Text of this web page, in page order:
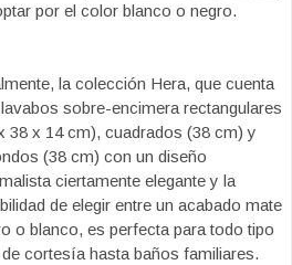
por el color blanco o negro.
la colección Hera, que cuenta
sobre-encimera rectangulares
38 x 14 cm), cuadrados (38 cm) y
(38 cm) con un diseño
ciertamente elegante y la
de elegir entre un acabado mate
o blanco, es perfecta para todo tipo
cortesía hasta baños familiares.